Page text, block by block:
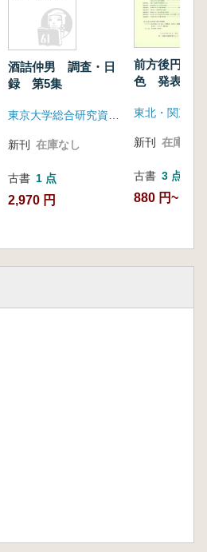
酒詰仲男 調査・日
録 第5集
新刊 在庫なし
古書 1 点
2,970 円
前方後円墳
色 発表要旨
新刊 在庫なし
古書 3 点
880 円~